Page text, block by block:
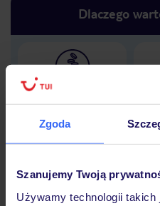
Zgoda
Szanujemy Twoją
Używamy technologii
Dlaczego
Lider niskich cen
Hotel